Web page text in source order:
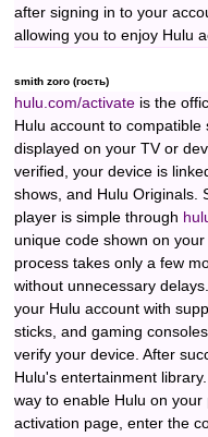
after signing in to your
allowing you to enjoy Hulu
smith zoro (гость)
hulu.com/activate is the
Hulu account to
displayed on your TV or
verified, your device is
shows, and Hulu Originals.
player is simple through
unique code shown on
process takes only a few
without unnecessary
your Hulu account with
sticks, and gaming
verify your device. After
Hulu's entertainment
way to enable Hulu on
activation page, enter the